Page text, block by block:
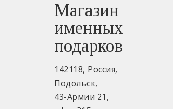
Магазин
именных
подарков
142118, Россия,
Подольск,
43-Армии 21 ,